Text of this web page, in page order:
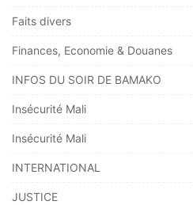
Faits divers
Finances, Economie & Douanes
INFOS DU SOIR DE BAMAKO
Insécurité Mali
Insécurité Mali
INTERNATIONAL
JUSTICE